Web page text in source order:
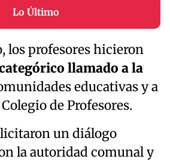
Lo Último
los profesores hicieron
llamado a la
educativas y a
de Profesores.
un diálogo
la autoridad comunal y